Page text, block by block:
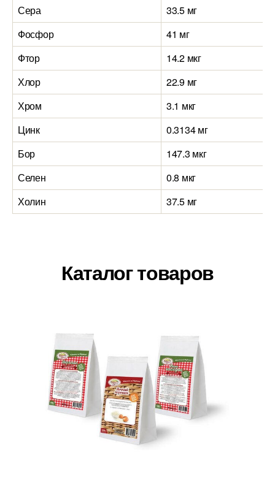
Сера
33.5 мг
Фосфор
41 мг
Фтор
14.2 мкг
Хлор
22.9 мг
Хром
3.1 мкг
Цинк
0.3134 мг
Бор
147.3 мкг
Селен
0.8 мкг
Холин
37.5 мг
Каталог товаров